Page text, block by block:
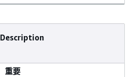
Description
重要